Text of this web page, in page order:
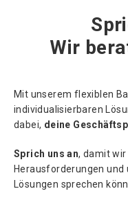
Wir
Mit unserem flexiblen
individualisierbaren
dabei, deine
Sprich uns an, damit
Herausforderungen
Lösungen sprechen